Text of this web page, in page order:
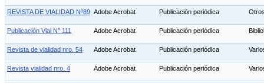
REVISTA DE VIALIDAD Nº89 Adobe Acrobat Publicación periódica
Publicación Vial N° 111 Adobe Acrobat Publicación periódica
Revista de vialidad nro. 54 Adobe Acrobat Publicación periódica
Revista vialidad nro. 4 Adobe Acrobat Publicación periódica